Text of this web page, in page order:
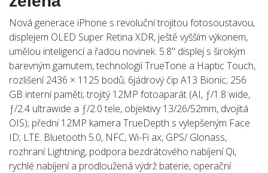
Nová generace iPhone s revoluční trojitou fotosoustavou,
displejem OLED Super Retina XDR, ještě vyšším výkonem,
umělou inteligencí a řadou novinek. 5.8" displej s širokým
barevným gamutem, technologií TrueTone a Haptic Touch,
rozlišení 2436 × 1125 bodů; 6jádrový čip A13 Bionic; 256
GB interní paměti; trojitý 12MP fotoaparát (AI, ƒ/1.8 wide,
ƒ/2.4 ultrawide a ƒ/2.0 tele, objektivy 13/26/52mm, dvojitá
OIS); přední 12MP kamera TrueDepth s vylepšeným Face
ID; LTE. Bluetooth 5.0, NFC, Wi-Fi ax, GPS/ Glonass,
rozhraní Lightning, podpora bezdrátového nabíjení Qi,
rychlé nabíjení a prodloužená výdrž baterie, operační